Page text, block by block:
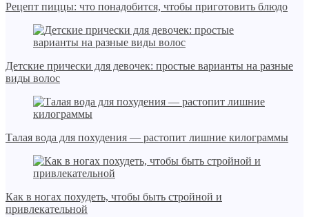
Рецепт пиццы: что понадобится, чтобы приготовить блюдо
Детские прически для девочек: простые варианты на разные
виды волос
Талая вода для похудения — растопит лишние килограммы
Как в ногах похудеть, чтобы быть стройной и
привлекательной